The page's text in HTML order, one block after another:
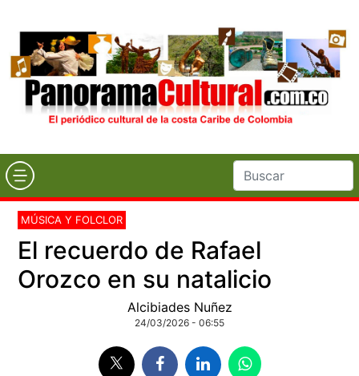
MÚSICA Y FOLCLOR
El recuerdo de Rafael
Orozco en su natalicio
Alcibiades Nuñez
24/03/2026 - 06:55